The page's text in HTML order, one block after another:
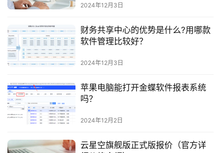
2024年12月3日
财务共享中心的优势是什么?用哪款
软件管理比较好？
2024年12月3日
苹果电脑能打开金蝶软件报表系统
吗？
2024年12月2日
云星空旗舰版正式版报价（官方详